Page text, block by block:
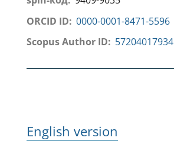
ORCID ID: 0000-0001-8471-5596
Scopus Author ID: 57204017934
English version